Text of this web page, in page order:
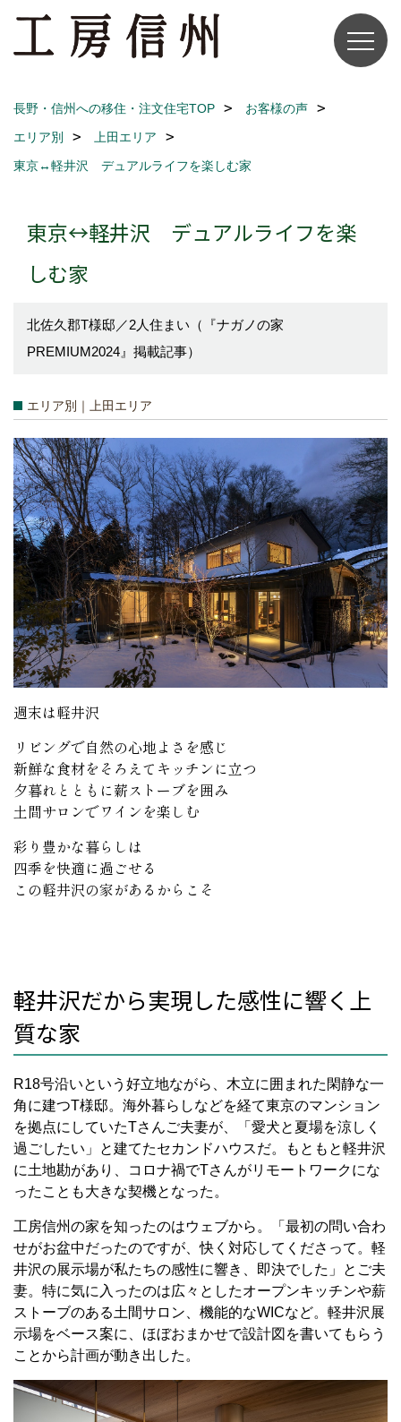
長野・信州への移住・注文住宅TOP
お客様の声
エリア別
上田エリア
東京↔軽井沢 デュアルライフを楽しむ家
東京↔軽井沢 デュアルライフを楽
しむ家
北佐久郡T様邸／2人住まい（『ナガノの家
PREMIUM2024』掲載記事）
エリア別｜上田エリア
週末は軽井沢
リビングで自然の心地よさを感じ
新鮮な食材をそろえてキッチンに立つ
夕暮れとともに薪ストーブを囲み
土間サロンでワインを楽しむ
彩り豊かな暮らしは
四季を快適に過ごせる
この軽井沢の家があるからこそ
軽井沢だから実現した感性に響く上
質な家
R18号沿いという好立地ながら、木立に囲まれた閑静な一
角に建つT様邸。海外暮らしなどを経て東京のマンション
を拠点にしていたTさんご夫妻が、「愛犬と夏場を涼しく
過ごしたい」と建てたセカンドハウスだ。もともと軽井沢
に土地勘があり、コロナ禍でTさんがリモートワークにな
ったことも大きな契機となった。
工房信州の家を知ったのはウェブから。「最初の問い合わ
せがお盆中だったのですが、快く対応してくださって。軽
井沢の展示場が私たちの感性に響き、即決でした」とご夫
妻。特に気に入ったのは広々としたオープンキッチンや薪
ストーブのある土間サロン、機能的なWICなど。軽井沢展
示場をベース案に、ほぼおまかせで設計図を書いてもらう
ことから計画が動き出した。